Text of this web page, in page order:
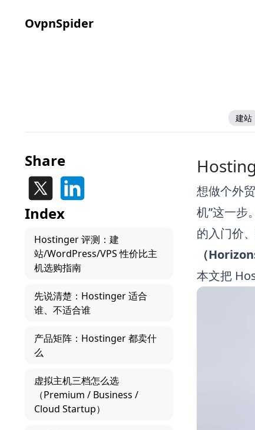
OvpnSpider
建站
Share
Index
Hostinger 评测：建
站/WordPress/VPS 性价比主
机选购指南
先说清楚：Hostinger 适合
谁、不适合谁
产品矩阵：Hostinger 都卖什
么
虚拟主机三档怎么选
（Premium / Business /
Cloud Startup）
想做个外
机”这一步
的入门价
（
本文把